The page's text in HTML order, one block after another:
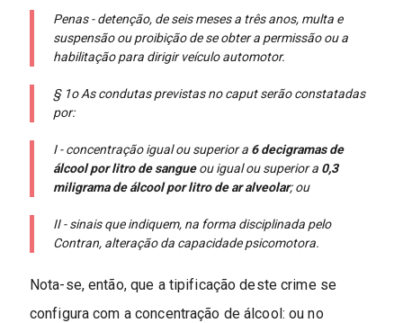
Penas - detenção, de seis meses a três anos, multa e
suspensão ou proibição de se obter a permissão ou a
habilitação para dirigir veículo automotor.
§ 1o As condutas previstas no caput serão constatadas
por:
I - concentração igual ou superior a 6 decigramas de
álcool por litro de sangueou igual ou superior a 0,3
miligrama de álcool por litro de ar alveolar; ou
II - sinais que indiquem, na forma disciplinada pelo
Contran, alteração da capacidade psicomotora.
Nota-se, então, que a tipificação deste crime se
configura com a concentração de álcool: ou no